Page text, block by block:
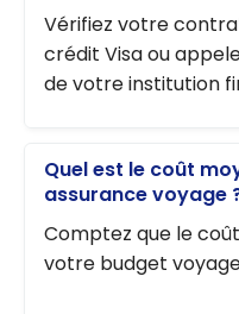
Vérifiez votre
crédit Visa ou
de votre institution
Quel est le coût
assurance voyage
Comptez que le coût
votre budget